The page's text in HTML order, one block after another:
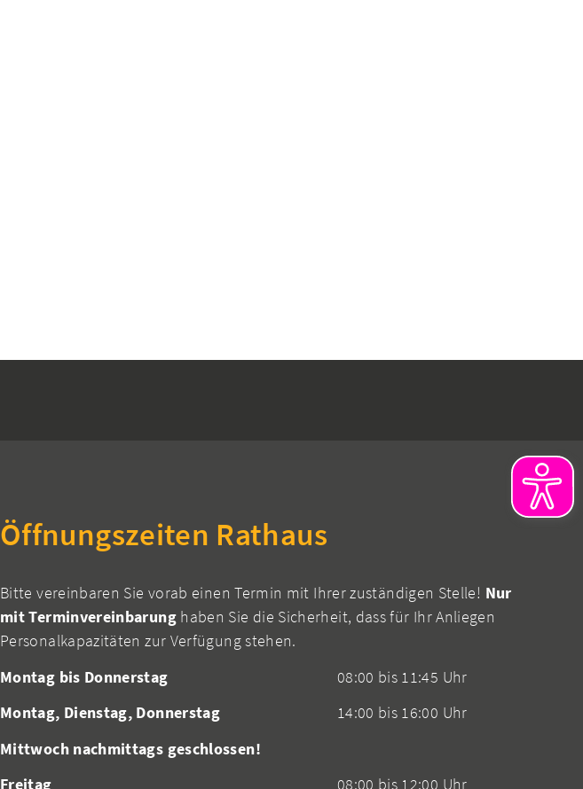
Öffnungszeiten Rathaus
Bitte vereinbaren Sie vorab einen Termin mit Ihrer zuständigen Stelle! Nur
mit Terminvereinbarunghaben Sie die Sicherheit, dass für Ihr Anliegen
Personalkapazitäten zur Verfügung stehen.
Montag bis Donnerstag
Montag, Dienstag, Donnerstag
Mittwoch nachmittags geschlossen!
08:00 bis 11:45 Uhr
14:00 bis 16:00 Uhr
Freitag 08:00 bis 12:00 Uhr